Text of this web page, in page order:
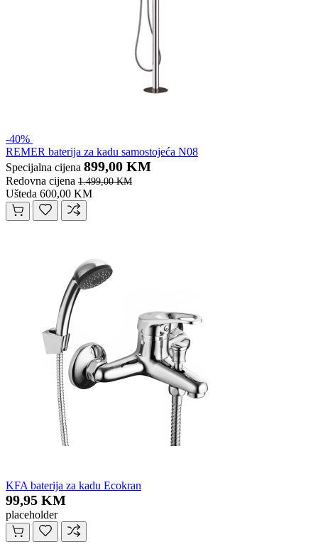
-40%
REMER baterija za kadu samostojeća N08
Specijalna cijena 899,00 KM
Redovna cijena 1.499,00 KM
Ušteda 600,00 KM
KFA baterija za kadu Ecokran
99,95 KM
placeholder